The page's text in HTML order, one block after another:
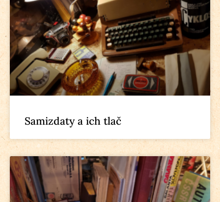
Samizdaty a ich tlač